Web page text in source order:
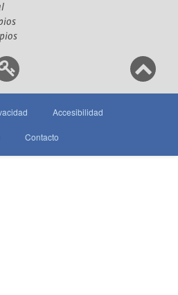
Accesibilidad
Contacto